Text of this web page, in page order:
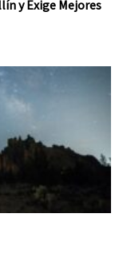
y Exige Mejores